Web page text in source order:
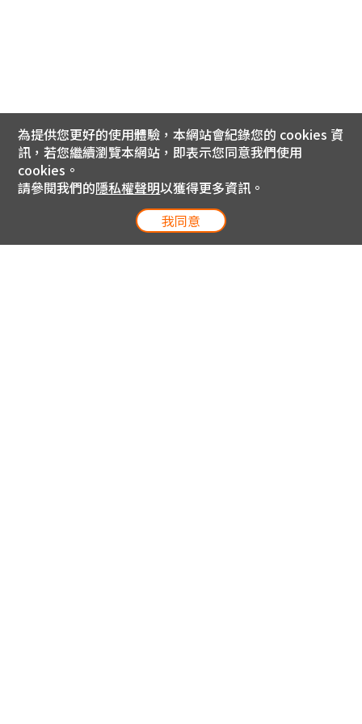
為提供您更好的使用體驗，本網站會紀錄您的 cookies 資
訊，若您繼續瀏覽本網站，即表示您同意我們使用
cookies。
請參閱我們的隱私權聲明以獲得更多資訊。
我同意